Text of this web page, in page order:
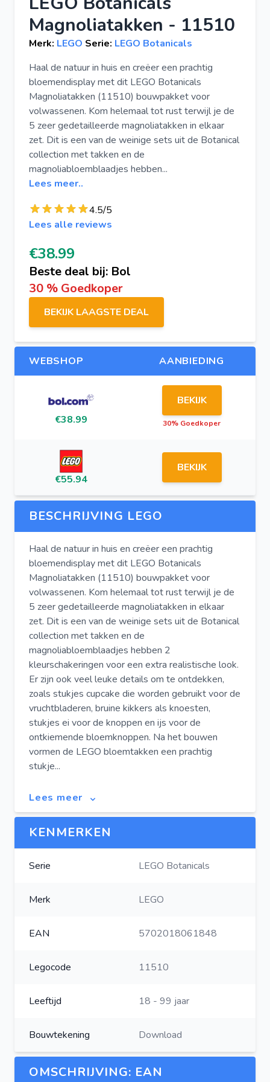
Magnoliatakken - 11510
Merk: LEGO Serie: LEGO Botanicals
Haal de natuur in huis en creëer een prachtig
bloemendisplay met dit LEGO Botanicals
Magnoliatakken (11510) bouwpakket voor
volwassenen. Kom helemaal tot rust terwijl je de
5 zeer gedetailleerde magnoliatakken in elkaar
zet. Dit is een van de weinige sets uit de Botanical
collection met takken en de
magnoliabloemblaadjes hebben...
Lees meer..
4.5/5
Lees alle reviews
€38.99
Beste deal bij: Bol
30 % Goedkoper
BEKIJK LAAGSTE DEAL
WEBSHOP AANBIEDING
€38.99
BEKIJK
30% Goedkoper
€55.94
BEKIJK
BESCHRIJVING LEGO
Haal de natuur in huis en creëer een prachtig
bloemendisplay met dit LEGO Botanicals
Magnoliatakken (11510) bouwpakket voor
volwassenen. Kom helemaal tot rust terwijl je de
5 zeer gedetailleerde magnoliatakken in elkaar
zet. Dit is een van de weinige sets uit de Botanical
collection met takken en de
magnoliabloemblaadjes hebben 2
kleurschakeringen voor een extra realistische look.
Er zijn ook veel leuke details om te ontdekken,
zoals stukjes cupcake die worden gebruikt voor de
vruchtbladeren, bruine kikkers als knoesten,
stukjes ei voor de knoppen en ijs voor de
ontkiemende bloemknoppen. Na het bouwen
vormen de LEGO bloemtakken een prachtig
stukje...
Lees meer
KENMERKEN
Serie LEGO Botanicals
Merk LEGO
EAN 5702018061848
Legocode 11510
Leeftijd 18 - 99 jaar
Bouwtekening Download
OMSCHRIJVING: EAN